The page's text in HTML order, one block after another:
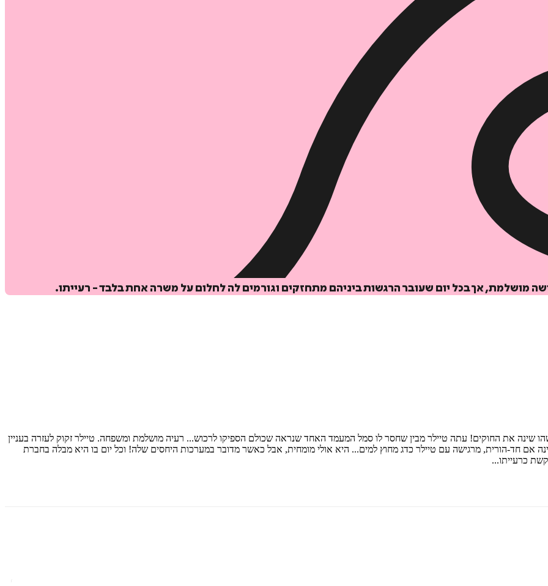
הוספה לסל
מושלמת, אך בכל יום שעובר הרגשות ביניהם מתחזקים וגורמים לה לחלום על משרה אחת בלבד - רעייתו.
את החוקים! עתה טיילר מבין שחסר לו סמל המעמד האחד שנראה שכולם הספיקו לרכוש... רעיה מושלמת ומשפחה. טיילר זקוק לעזרה בעניין
אם חד-הורית, מרגישה עם טיילר כדג מחוץ למים... היא אולי מומחית, אבל כאשר מדובר במערכות היחסים שלה! וכל יום בו היא מבלה בחברת
כרעייתו...